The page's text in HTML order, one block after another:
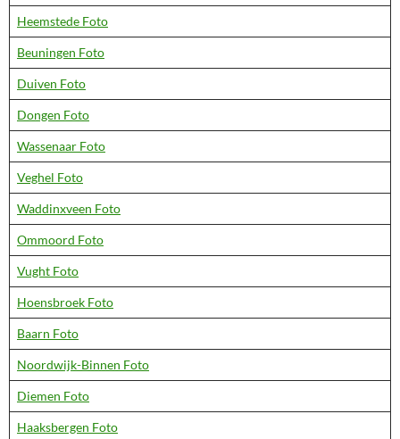
Heemstede Foto
Beuningen Foto
Duiven Foto
Dongen Foto
Wassenaar Foto
Veghel Foto
Waddinxveen Foto
Ommoord Foto
Vught Foto
Hoensbroek Foto
Baarn Foto
Noordwijk-Binnen Foto
Diemen Foto
Haaksbergen Foto